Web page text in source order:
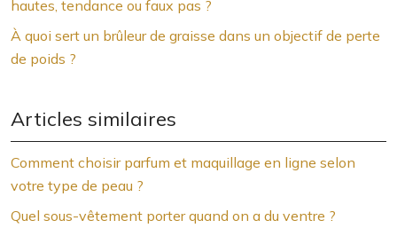
hautes, tendance ou faux pas ?
À quoi sert un brûleur de graisse dans un objectif de perte
de poids ?
Articles similaires
Comment choisir parfum et maquillage en ligne selon
votre type de peau ?
Quel sous-vêtement porter quand on a du ventre ?